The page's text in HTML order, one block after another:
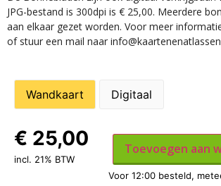
JPG-bestand is 300dpi is € 25,00. Meerdere
aan elkaar gezet worden. Voor meer
of stuur een mail naar
Wandkaart Digitaal
€ 25,00
incl. 21% BTW
Toevoegen aan